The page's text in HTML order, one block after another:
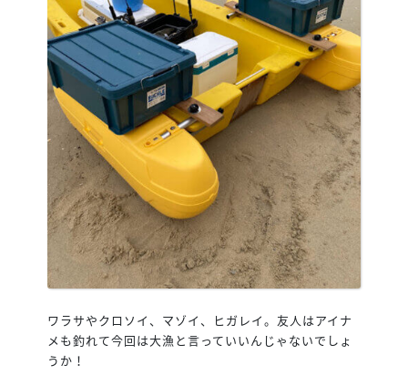
ワラサやクロソイ、マゾイ、ヒガレイ。友人はアイナ
メも釣れて今回は大漁と言っていいんじゃないでしょ
うか！